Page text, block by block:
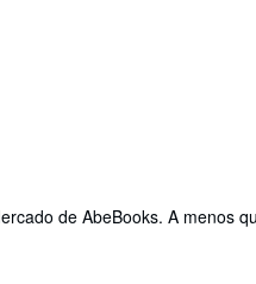
de AbeBooks. A menos